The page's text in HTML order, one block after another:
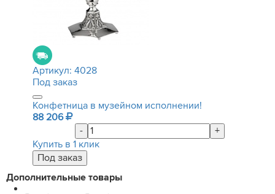
Артикул: 4028
Под заказ
Конфетница в музейном исполнении!
88 206
-
+
Купить в 1 клик
Дополнительные товары